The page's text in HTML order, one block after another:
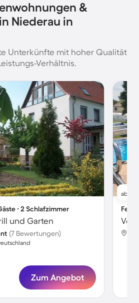
&
Niederau in
Unterkünfte mit hoher Qualität
Verhältnis.
∙ 2 Schlafzimmer
und Garten
(7 Bewertungen)
Zum Angebot
ab